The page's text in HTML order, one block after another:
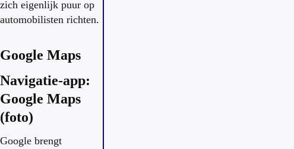
zich eigenlijk puur op
automobilisten richten.
Google Maps
Navigatie-app:
Google Maps
(foto)
Google brengt